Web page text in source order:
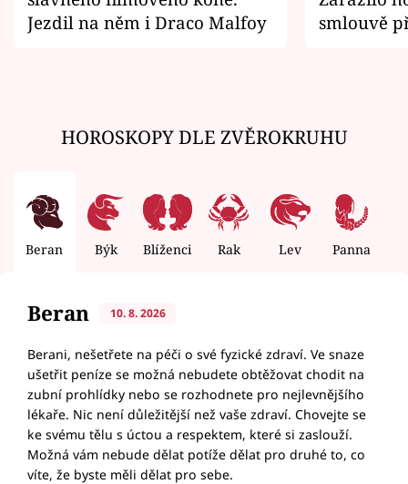
Jezdil na něm i Draco Malfoy
smlouvě
HOROSKOPY DLE ZVĚROKRUHU
Beran Býk Blíženci Rak Lev Panna
Beran 10. 8. 2026
Berani, nešetřete na péči o své fyzické zdraví. Ve snaze
ušetřit peníze se možná nebudete obtěžovat chodit na
zubní prohlídky nebo se rozhodnete pro nejlevnějšího
lékaře. Nic není důležitější než vaše zdraví. Chovejte se
ke svému tělu s úctou a respektem, které si zaslouží.
Možná vám nebude dělat potíže dělat pro druhé to, co
víte, že byste měli dělat pro sebe.